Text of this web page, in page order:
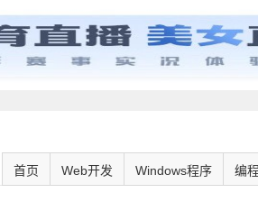
首页 Web开发 Windows程序 编